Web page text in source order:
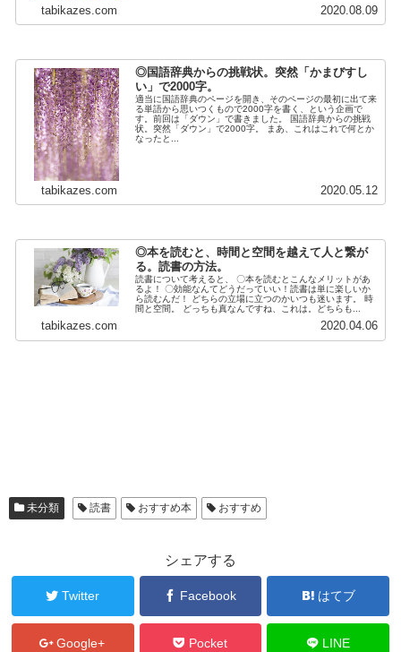
tabikazes.com 2020.08.09
◎国語辞典からの挑戦状。突然「かまびすし
い」で2000字。
適当に国語辞典のページを開き、そのページの最初に出て来
る単語から思いつくもので2000字を書く、という企画で
す。前回は「ダウン」で書きました。 国語辞典からの挑戦
状。突然「ダウン」で2000字。 まあ、これはこれで何とか
なったと...
tabikazes.com 2020.05.12
◎本を読むと、時間と空間を越えて人と繋が
る。読書の方法。
読書について考えると、 〇本を読むとこんなメリットがあ
るよ！ 〇効能なんてどうだっていい！読書は単に楽しいか
ら読むんだ！ どちらの立場に立つのかいつも迷います。 時
間と空間。 どっちも真なんですね、これは。どちらも...
tabikazes.com 2020.04.06
未分類 読書 おすすめ本 おすすめ
シェアする
Twitter Facebook はてブ
Google+ Pocket LINE